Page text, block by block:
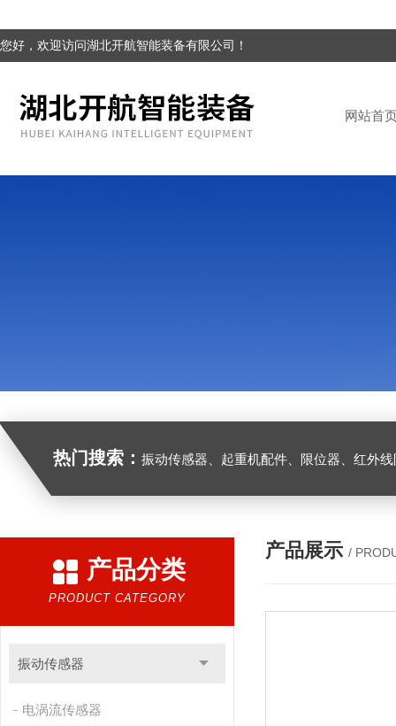
您好，欢迎访问湖北开航智能装备有限公司！
网站首
热门搜索： 振动传感器、起重机配件、限位器、红外线防撞器
产品分类
PRODUCT CATEGORY
振动传感器
电涡流传感器
产品展示 /